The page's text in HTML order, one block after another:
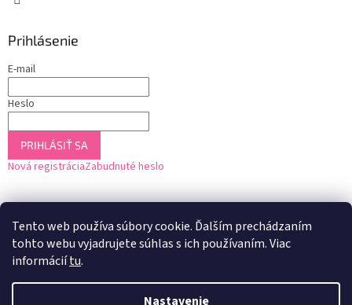
Tento web používa súbory cookie. Ďalším prechádzaním
tohto webu vyjadrujete súhlas s ich používaním. Viac
informáciítu.
Nastavenie
Prihlásenie
E-mail
Heslo
PRIHLÁSIŤ SA
Nová registráciaZabudnuté heslo